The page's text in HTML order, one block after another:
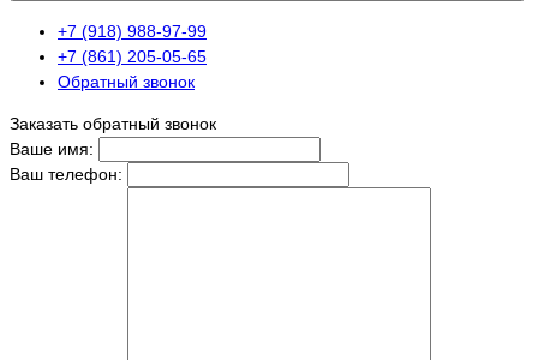
+7 (918) 988-97-99
+7 (861) 205-05-65
Обратный звонок
Заказать обратный звонок
Ваше имя:
Ваш телефон: